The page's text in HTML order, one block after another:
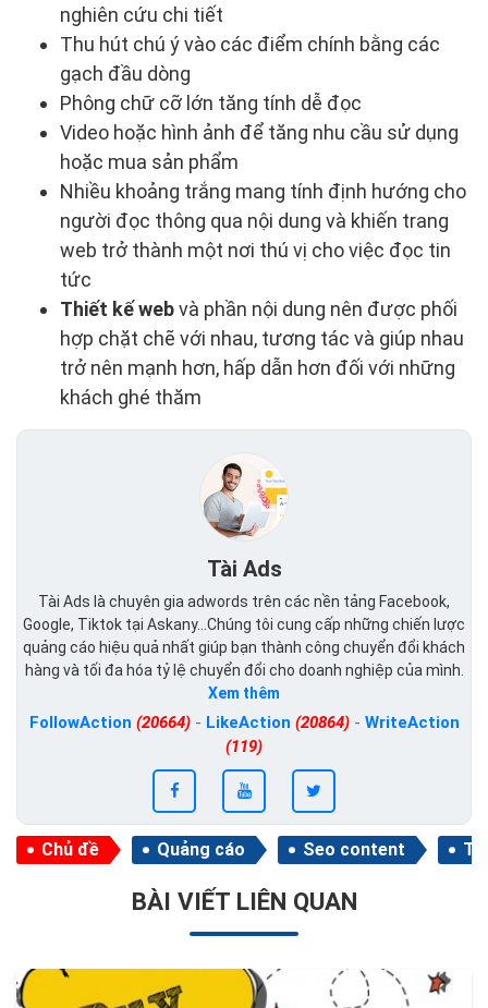
nghiên cứu chi tiết
Thu hút chú ý vào các điểm chính bằng các
gạch đầu dòng
Phông chữ cỡ lớn tăng tính dễ đọc
Video hoặc hình ảnh để tăng nhu cầu sử dụng
hoặc mua sản phẩm
Nhiều khoảng trắng mang tính định hướng cho
người đọc thông qua nội dung và khiến trang
web trở thành một nơi thú vị cho việc đọc tin
tức
Thiết kế webvà phần nội dung nên được phối
hợp chặt chẽ với nhau, tương tác và giúp nhau
trở nên mạnh hơn, hấp dẫn hơn đối với những
khách ghé thăm
Tài Ads
Tài Ads là chuyên gia adwords trên các nền tảng Facebook,
Google, Tiktok tại Askany...Chúng tôi cung cấp những chiến lược
quảng cáo hiệu quả nhất giúp bạn thành công chuyển đổi khách
hàng và tối đa hóa tỷ lệ chuyển đổi cho doanh nghiệp của mình.
Xem thêm
FollowAction (20664)- LikeAction (20864)- WriteAction
(119)
Chủ đề Quảng cáo Seo content
BÀI VIẾT LIÊN QUAN